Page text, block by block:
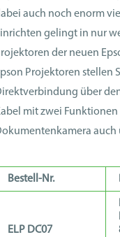
auch noch enorm
gelingt in nur
der neuen
Projektoren stellen
über
mit zwei Funktionen
Bestell-Nr.
ELP DC07